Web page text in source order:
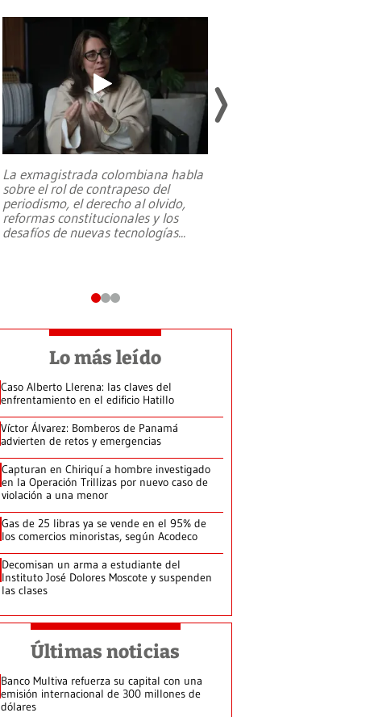
La exmagistrada colombiana habla
sobre el rol de contrapeso del
periodismo, el derecho al olvido,
reformas constitucionales y los
desafíos de nuevas tecnologías...
Lo más leído
Caso Alberto Llerena: las claves del
enfrentamiento en el edificio Hatillo
Víctor Álvarez: Bomberos de Panamá
advierten de retos y emergencias
Capturan en Chiriquí a hombre investigado
en la Operación Trillizas por nuevo caso de
violación a una menor
Gas de 25 libras ya se vende en el 95% de
los comercios minoristas, según Acodeco
Decomisan un arma a estudiante del
Instituto José Dolores Moscote y suspenden
las clases
Últimas noticias
Banco Multiva refuerza su capital con una
emisión internacional de 300 millones de
dólares